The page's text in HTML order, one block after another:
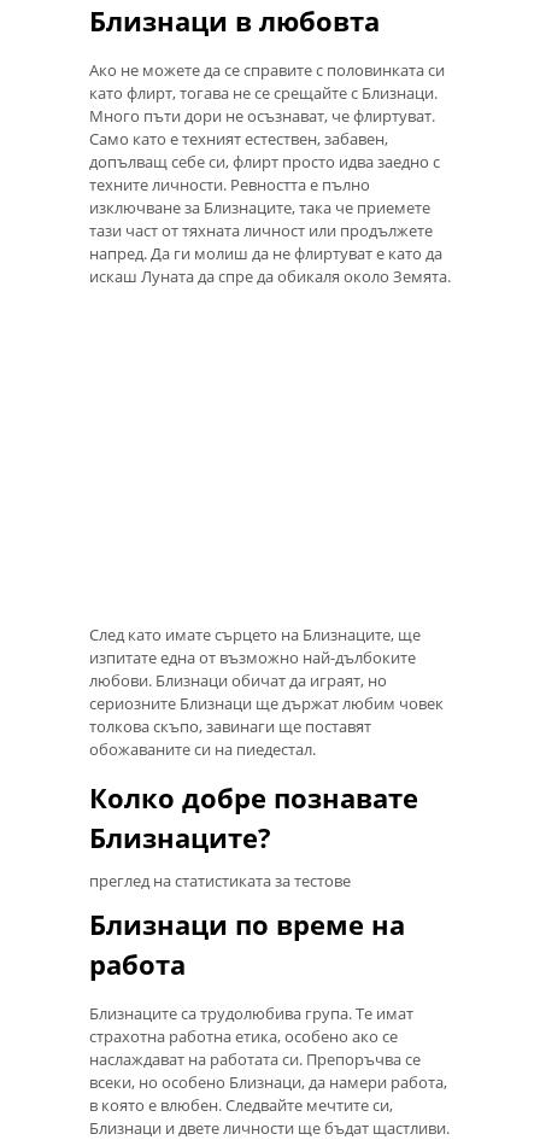
Близнаци в любовта
Ако не можете да се справите с половинката си
като флирт, тогава не се срещайте с Близнаци.
Много пъти дори не осъзнават, че флиртуват.
Само като е техният естествен, забавен,
допълващ себе си, флирт просто идва заедно с
техните личности. Ревността е пълно
изключване за Близнаците, така че приемете
тази част от тяхната личност или продължете
напред. Да ги молиш да не флиртуват е като да
искаш Луната да спре да обикаля около Земята.
След като имате сърцето на Близнаците, ще
изпитате една от възможно най-дълбоките
любови. Близнаци обичат да играят, но
сериозните Близнаци ще държат любим човек
толкова скъпо, завинаги ще поставят
обожаваните си на пиедестал.
Колко добре познавате
Близнаците?
преглед на статистиката за тестове
Близнаци по време на
работа
Близнаците са трудолюбива група. Те имат
страхотна работна етика, особено ако се
наслаждават на работата си. Препоръчва се
всеки, но особено Близнаци, да намери работа,
в която е влюбен. Следвайте мечтите си,
Близнаци и двете личности ще бъдат щастливи.